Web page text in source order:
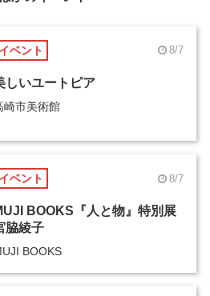
イベント 8/7
しいユートピア
崎市美術館
イベント 8/7
BOOKS『人と物』特別展
脇綾子
BOOKS